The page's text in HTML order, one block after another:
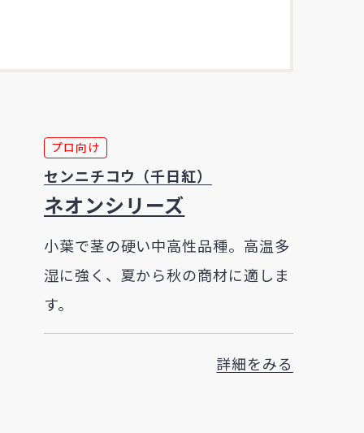
プロ向け
センニチコウ（千日紅）
ネオンシリーズ
小葉で茎の硬い中高性品種。高温多
湿に強く、夏から秋の商材に適しま
す。
詳細をみる